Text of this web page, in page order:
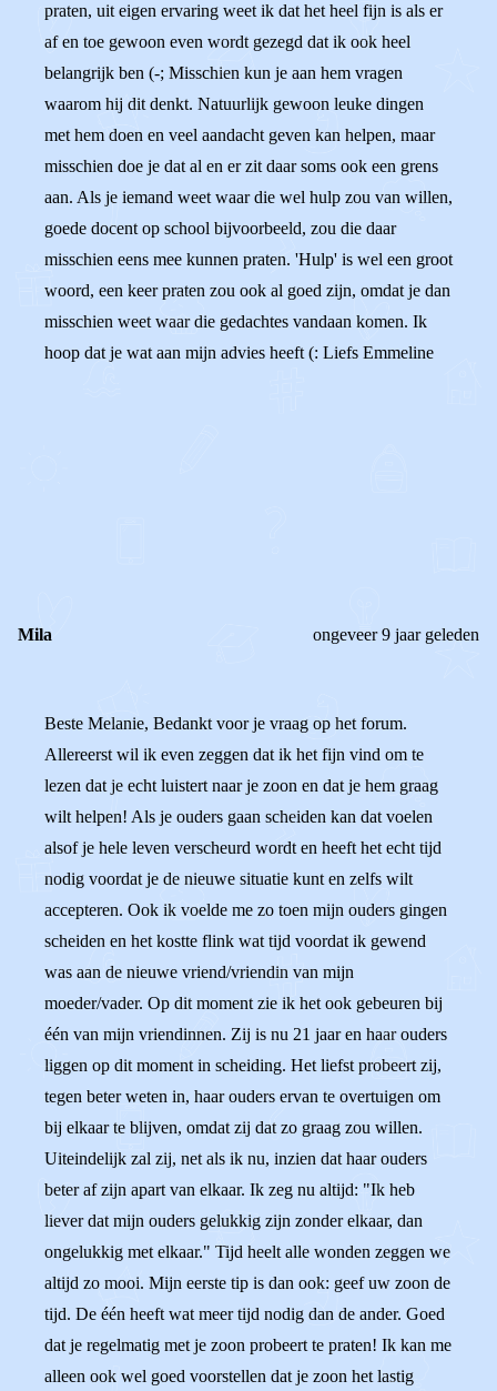
praten, uit eigen ervaring weet ik dat het heel fijn is als er
af en toe gewoon even wordt gezegd dat ik ook heel
belangrijk ben (-; Misschien kun je aan hem vragen
waarom hij dit denkt. Natuurlijk gewoon leuke dingen
met hem doen en veel aandacht geven kan helpen, maar
misschien doe je dat al en er zit daar soms ook een grens
aan. Als je iemand weet waar die wel hulp zou van willen,
goede docent op school bijvoorbeeld, zou die daar
misschien eens mee kunnen praten. 'Hulp' is wel een groot
woord, een keer praten zou ook al goed zijn, omdat je dan
misschien weet waar die gedachtes vandaan komen. Ik
hoop dat je wat aan mijn advies heeft (: Liefs Emmeline
Mila ongeveer 9 jaar geleden
Beste Melanie, Bedankt voor je vraag op het forum.
Allereerst wil ik even zeggen dat ik het fijn vind om te
lezen dat je echt luistert naar je zoon en dat je hem graag
wilt helpen! Als je ouders gaan scheiden kan dat voelen
alsof je hele leven verscheurd wordt en heeft het echt tijd
nodig voordat je de nieuwe situatie kunt en zelfs wilt
accepteren. Ook ik voelde me zo toen mijn ouders gingen
scheiden en het kostte flink wat tijd voordat ik gewend
was aan de nieuwe vriend/vriendin van mijn
moeder/vader. Op dit moment zie ik het ook gebeuren bij
één van mijn vriendinnen. Zij is nu 21 jaar en haar ouders
liggen op dit moment in scheiding. Het liefst probeert zij,
tegen beter weten in, haar ouders ervan te overtuigen om
bij elkaar te blijven, omdat zij dat zo graag zou willen.
Uiteindelijk zal zij, net als ik nu, inzien dat haar ouders
beter af zijn apart van elkaar. Ik zeg nu altijd: "Ik heb
liever dat mijn ouders gelukkig zijn zonder elkaar, dan
ongelukkig met elkaar." Tijd heelt alle wonden zeggen we
altijd zo mooi. Mijn eerste tip is dan ook: geef uw zoon de
tijd. De één heeft wat meer tijd nodig dan de ander. Goed
dat je regelmatig met je zoon probeert te praten! Ik kan me
alleen ook wel goed voorstellen dat je zoon het lastig